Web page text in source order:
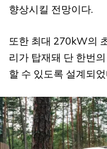
향상시킬 전망이다.
또한 최대 270kW의
리가 탑재돼 단 한번
할 수 있도록 설계되었